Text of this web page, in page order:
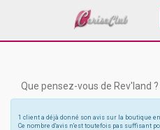
Que pensez-vous de Rev'land ?
1 client a déjà donné son avis sur la boutique
Ce nombre d'avis n'est toutefois pas suffisant